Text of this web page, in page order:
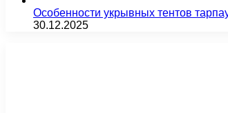
Особенности укрывных тентов
30.12.2025